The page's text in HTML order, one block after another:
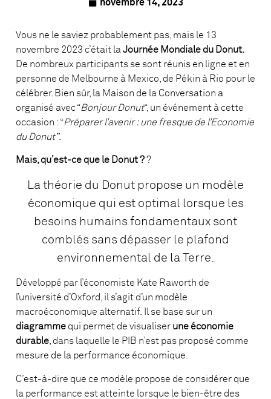
novembre 14, 2023
Vous ne le saviez probablement pas, mais le 13
novembre 2023 c’était la Journée Mondiale du Donut.
De nombreux participants se sont réunis en ligne et en
personne de Melbourne à Mexico, de Pékin à Rio pour le
célébrer. Bien sûr, la Maison de la Conversation a
organisé avec “Bonjour Donut“, un événement à cette
occasion : “Préparer l’avenir : une fresque de l’Economie
du Donut”.
Mais, qu’est-ce que le Donut ??
La théorie du Donut propose un modèle
économique qui est optimal lorsque les
besoins humains fondamentaux sont
comblés sans dépasser le plafond
environnemental de la Terre.
Développé par l’économiste Kate Raworth de
l’université d’Oxford, il s’agit d’un modèle
macroéconomique alternatif. Il se base sur un
diagramme qui permet de visualiser une économie
durable, dans laquelle le PIB n’est pas proposé comme
mesure de la performance économique.
C’est-à-dire que ce modèle propose de considérer que
la performance est atteinte lorsque le bien-être des